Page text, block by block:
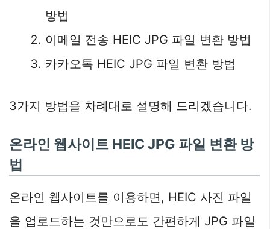
방법
이메일 전송 HEIC JPG 파일 변환 방법
카카오톡 HEIC JPG 파일 변환 방법
3가지 방법을 차례대로 설명해 드리겠습니다.
온라인 웹사이트 HEIC JPG 파일 변환 방
법
온라인 웹사이트를 이용하면, HEIC 사진 파일
을 업로드하는 것만으로도 간편하게 JPG 파일